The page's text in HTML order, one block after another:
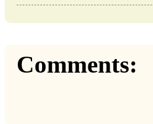
Comments: